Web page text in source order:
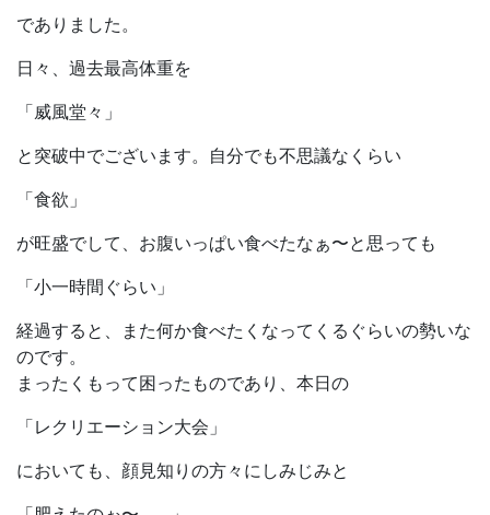
でありました。
日々、過去最高体重を
「威風堂々」
と突破中でございます。自分でも不思議なくらい
「食欲」
が旺盛でして、お腹いっぱい食べたなぁ〜と思っても
「小一時間ぐらい」
経過すると、また何か食べたくなってくるぐらいの勢いな
のです。
まったくもって困ったものであり、本日の
「レクリエーション大会」
においても、顔見知りの方々にしみじみと